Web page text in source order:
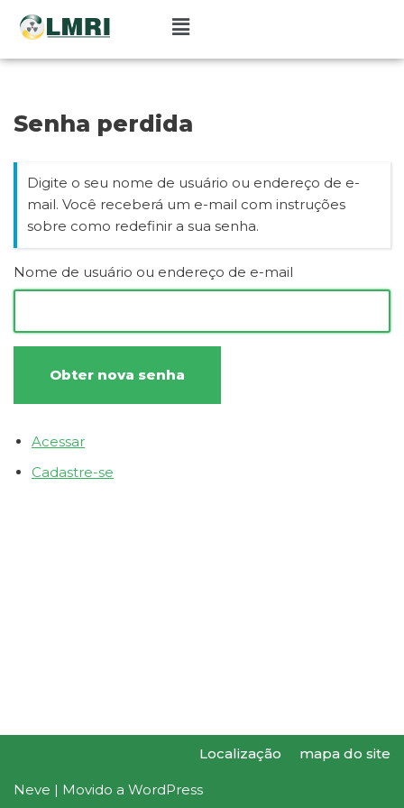
conteúdo
Senha perdida
Digite o seu nome de usuário ou endereço de e-
mail. Você receberá um e-mail com instruções
sobre como redefinir a sua senha.
Nome de usuário ou endereço de e-mail
Obter nova senha
Acessar
Cadastre-se
Localização mapa do site
Neve | Movido a WordPress